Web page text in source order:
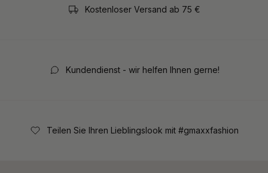
Kostenloser Versand ab 75 €
Kundendienst - wir helfen Ihnen gerne!
Teilen Sie Ihren Lieblingslook mit #gmaxxfashion